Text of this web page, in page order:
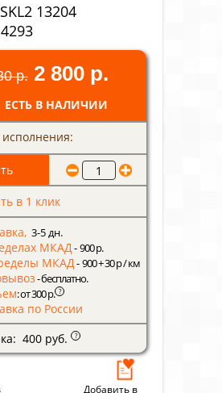
SKL2 13204
4293
р. 2 800 р.
ЕСТЬ В НАЛИЧИИ
в 1 клик
3-5 дн.
МКАД- 900 р.
МКАД- 900 + 30 р / км
- бесплатно.
: от 300 р. ?
по России
400 руб.
?
Добавить в